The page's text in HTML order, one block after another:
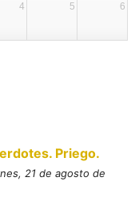
4 5 6
Priego.
21 de agosto de